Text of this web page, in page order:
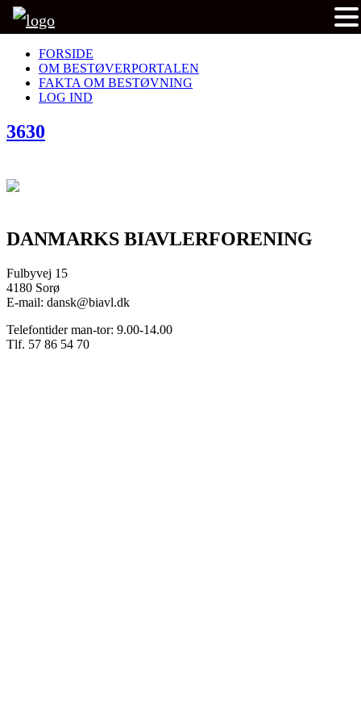
FORSIDE
OM BESTØVERPORTALEN
FAKTA OM BESTØVNING
LOG IND
3630
DANMARKS BIAVLERFORENING
Fulbyvej 15
4180 Sorø
E-mail: dansk@biavl.dk
Telefontider man-tor: 9.00-14.00
Tlf. 57 86 54 70